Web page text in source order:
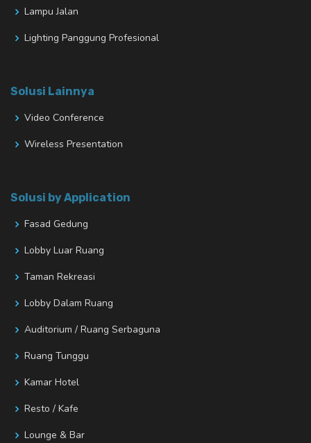
Lampu Jalan
Lighting Panggung Profesional
Solusi Lainnya
Video Conference
Wireless Presentation
Solusi by Application
Fasad Gedung
Lobby Luar Ruang
Taman Rekreasi
Lobby Dalam Ruang
Auditorium / Ruang Serbaguna
Ruang Tunggu
Kamar Hotel
Resto / Kafe
Lounge & Bar